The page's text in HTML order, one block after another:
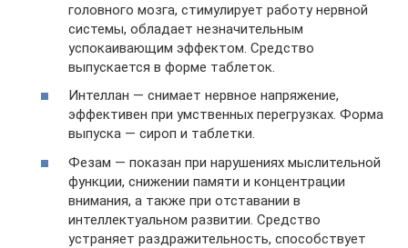
головного мозга, стимулирует работу нервной
системы, обладает незначительным
успокаивающим эффектом. Средство
выпускается в форме таблеток.
Интеллан — снимает нервное напряжение,
эффективен при умственных перегрузках. Форма
выпуска — сироп и таблетки.
Фезам — показан при нарушениях мыслительной
функции, снижении памяти и концентрации
внимания, а также при отставании в
интеллектуальном развитии. Средство
устраняет раздражительность, способствует